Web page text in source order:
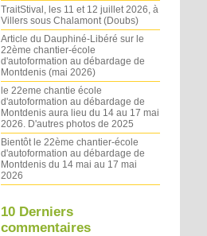
TraitStival, les 11 et 12 juillet 2026, à
Villers sous Chalamont (Doubs)
Article du Dauphiné-Libéré sur le
22ème chantier-école
d'autoformation au débardage de
Montdenis (mai 2026)
le 22eme chantie école
d'autoformation au débardage de
Montdenis aura lieu du 14 au 17 mai
2026. D'autres photos de 2025
Bientôt le 22ème chantier-école
d'autoformation au débardage de
Montdenis du 14 mai au 17 mai
2026
10 Derniers
commentaires